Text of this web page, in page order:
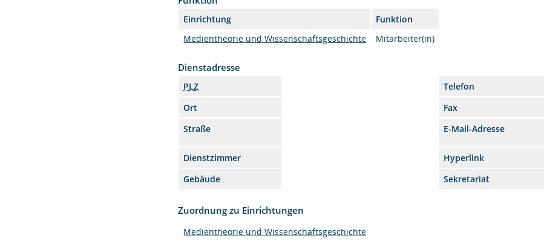
Einrichtung
Funktion
Medientheorie und Wissenschaftsgeschichte
Mitarbeiter(in)
Dienstadresse
PLZ
Telefon
Ort
Fax
Straße
E-Mail-Adresse
Dienstzimmer
Hyperlink
Gebäude
Sekretariat
Zuordnung zu Einrichtungen
Medientheorie und Wissenschaftsgeschichte